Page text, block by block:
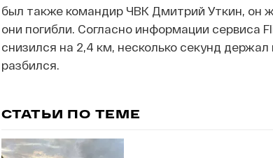
был также командир ЧВК Дмитрий Уткин, он
они погибли. Согласно информации сервиса
снизился на 2,4 км, несколько секунд
разбился.
СТАТЬИ ПО ТЕМЕ